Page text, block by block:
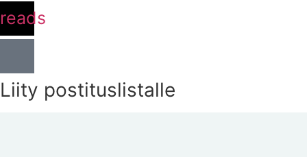
Liity postituslistalle